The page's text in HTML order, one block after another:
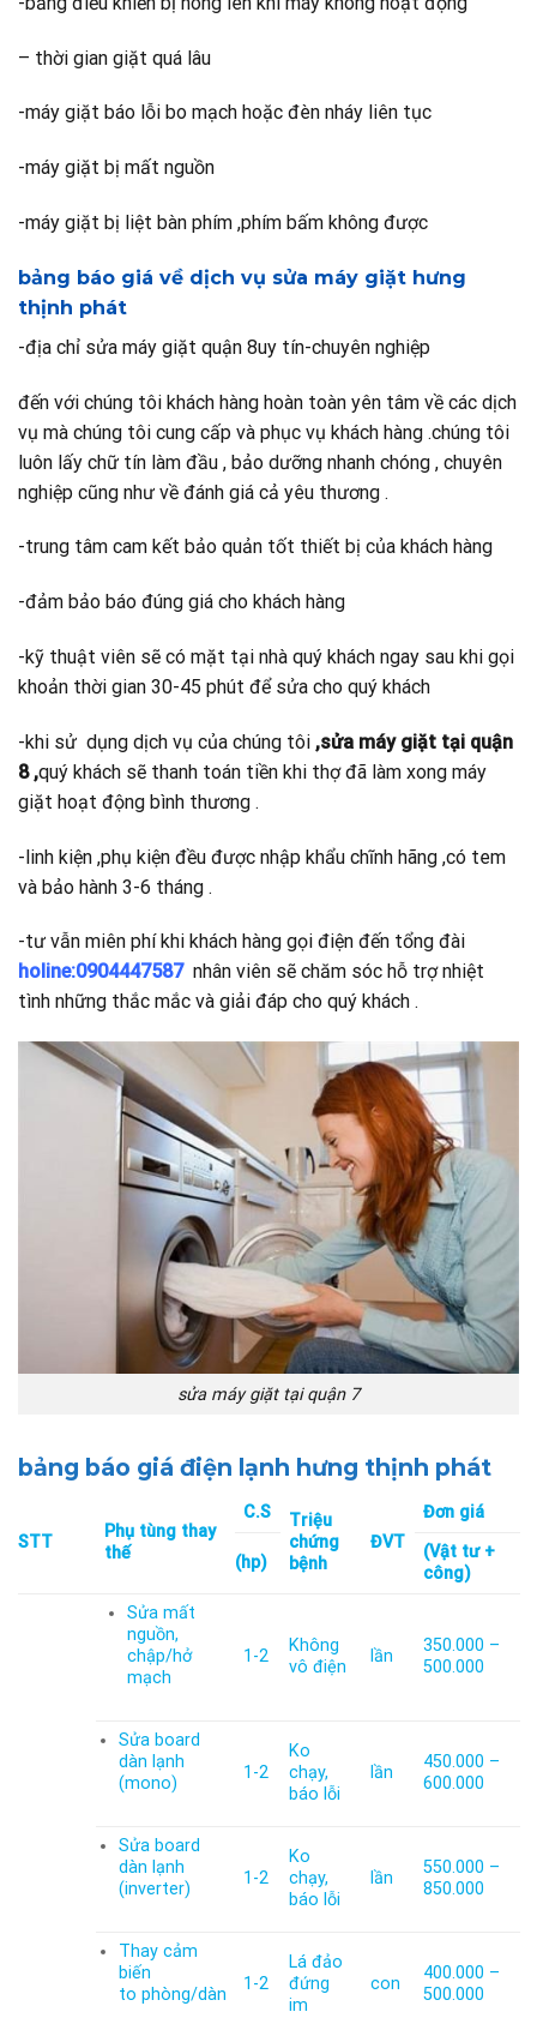
– thời gian giặt quá lâu
-máy giặt báo lỗi bo mạch hoặc đèn nháy liên tục
-máy giặt bị mất nguồn
-máy giặt bị liệt bàn phím ,phím bấm không được
bảng báo giá về dịch vụ sửa máy giặt hưng
thịnh phát
-địa chỉ sửa máy giặt quận 8uy tín-chuyên nghiệp
đến với chúng tôi khách hàng hoàn toàn yên tâm về các dịch
vụ mà chúng tôi cung cấp và phục vụ khách hàng .chúng tôi
luôn lấy chữ tín làm đầu , bảo dưỡng nhanh chóng , chuyên
nghiệp cũng như về đánh giá cả yêu thương .
-trung tâm cam kết bảo quản tốt thiết bị của khách hàng
-đảm bảo báo đúng giá cho khách hàng
-kỹ thuật viên sẽ có mặt tại nhà quý khách ngay sau khi gọi
khoản thời gian 30-45 phút để sửa cho quý khách
-khi sử dụng dịch vụ của chúng tôi ,sửa máy giặt tại quận
8 ,quý khách sẽ thanh toán tiền khi thợ đã làm xong máy
giặt hoạt động bình thương .
-linh kiện ,phụ kiện đều được nhập khẩu chĩnh hãng ,có tem
và bảo hành 3-6 tháng .
-tư vẫn miên phí khi khách hàng gọi điện đến tổng đài
holine:0904447587nhân viên sẽ chăm sóc hỗ trợ nhiệt
tình những thắc mắc và giải đáp cho quý khách .
sửa máy giặt tại quận 7
bảng báo giá điện lạnh hưng thịnh phát
STT
Phụ tùng thay
thế
C.S
Triệu
chứng
bệnh
ĐVT
Đơn giá
(hp)
(Vật tư +
công)
Sửa mất
nguồn,
chập/hở
mạch
1-2
Không
vô điện
lần
350.000 –
500.000
Sửa board
dàn lạnh
(mono)
1-2
Ko
chạy,
báo lỗi
lần
450.000 –
600.000
Sửa board
dàn lạnh
(inverter)
1-2
Ko
chạy,
báo lỗi
lần
550.000 –
850.000
Thay cảm
biến
to phòng/dàn
1-2
Lá đảo
đứng
im
con
400.000 –
500.000